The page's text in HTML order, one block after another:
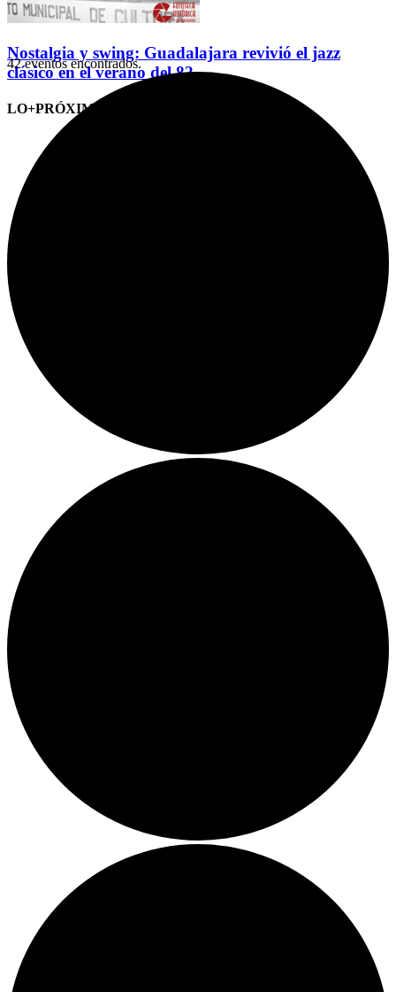
Nostalgia y swing: Guadalajara revivió el jazz
clásico en el verano del 82
LO+PRÓXIMO (CITAS)
42 eventos encontrados.